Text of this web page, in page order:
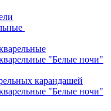
"Белые ночи"
карандашей
"Белые ночи"